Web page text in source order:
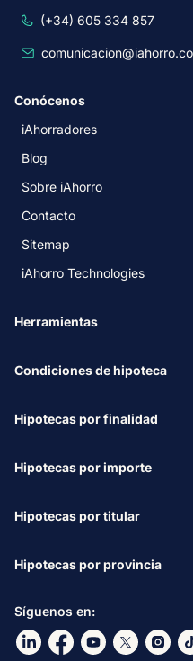
(+34) 605 334 857
Síguenos en:
Ir a nuestro Linkdin
Ir a nuestro
Ir a nuestro
Ir a nuestro
Ir a Ir
Conócenos
iAhorradores
Blog
Sobre iAhorro
Contacto
Sitemap
iAhorro Technologies
Herramientas
Condiciones de hipoteca
Hipotecas por finalidad
Hipotecas por importe
Hipotecas por titular
Hipotecas por provincia